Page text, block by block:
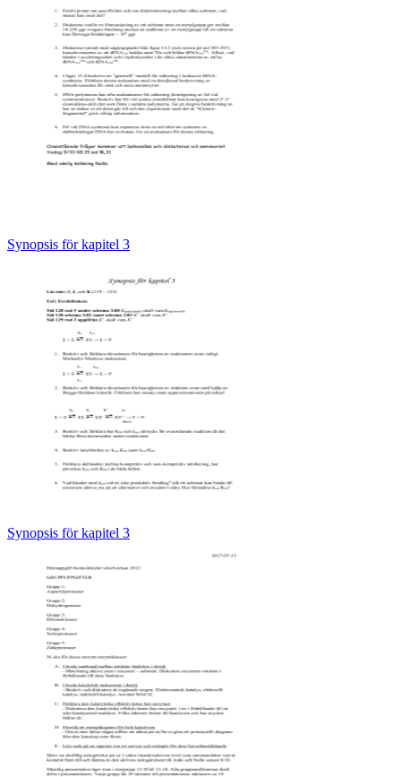
Synopsis för kapitel 3
Synopsis för kapitel 3